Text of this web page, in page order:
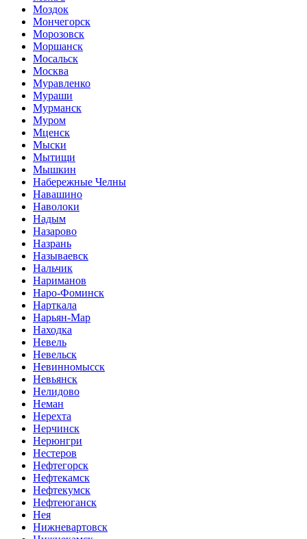
Моздок
Мончегорск
Морозовск
Моршанск
Мосальск
Москва
Муравленко
Мураши
Мурманск
Муром
Мценск
Мыски
Мытищи
Мышкин
Набережные Челны
Навашино
Наволоки
Надым
Назарово
Назрань
Называевск
Нальчик
Нариманов
Наро-Фоминск
Нарткала
Нарьян-Мар
Находка
Невель
Невельск
Невинномысск
Невьянск
Нелидово
Неман
Нерехта
Нерчинск
Нерюнгри
Нестеров
Нефтегорск
Нефтекамск
Нефтекумск
Нефтеюганск
Нея
Нижневартовск